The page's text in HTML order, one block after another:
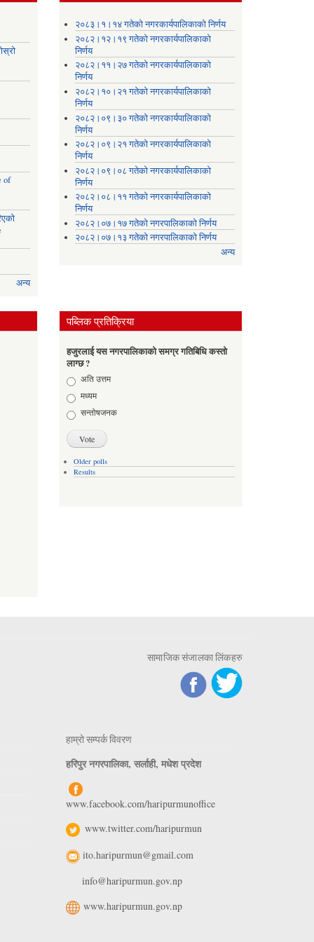
of
अन्य
२०८३।१।१४ गतेको नगरकार्यपालिकाको निर्णय
२०८२।१२।१९ गतेको नगरकार्यपालिकाको
निर्णय
२०८२।११।२७ गतेको नगरकार्यपालिकाको
निर्णय
२०८२।१०।२१ गतेको नगरकार्यपालिकाको
निर्णय
२०८२।०९।३० गतेको नगरकार्यपालिकाको
निर्णय
२०८२।०९।२१ गतेको नगरकार्यपालिकाको
निर्णय
२०८२।०९।०८ गतेको नगरकार्यपालिकाको
निर्णय
२०८२।०८।११ गतेको नगरकार्यपालिकाको
निर्णय
२०८२।०७।१७ गतेको नगरपालिकाको निर्णय
२०८२।०७।१३ गतेको नगरपालिकाको निर्णय
अन्य
पब्लिक प्रतिक्रिया
हजुरलाई यस नगरपालिकाको समग्र गतिबिधि कस्तो
लाग्छ ?
Choicesअति उत्तम
मध्यम
सन्तोषजनक
Older polls
Results
सामाजिक संजालका लिंकहरु
हाम्रो सम्पर्क विवरण
हरिपुर नगरपालिका, सर्लाही, मधेश प्रदेश
www.facebook.com/haripurmunoffice
www.twitter.com/haripurmun
ito.haripurmun@gmail.com
info@haripurmun.gov.np
www.haripurmun.gov.np